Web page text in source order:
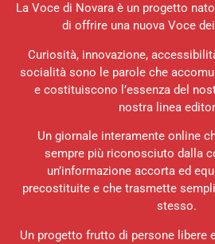
La Voce di Novara è un progetto
di offrire una nuova Voce
Curiosità, innovazione,
socialità sono le parole che
e costituiscono l’essenza del
nostra linea
Un giornale interamente online
sempre più riconosciuto dalla
un’informazione accorta ed
precostituite e che trasmette
stesso.
Un progetto frutto di persone libere